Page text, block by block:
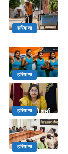
हरियाणा
हरियाणा
हरियाणा
हरियाणा